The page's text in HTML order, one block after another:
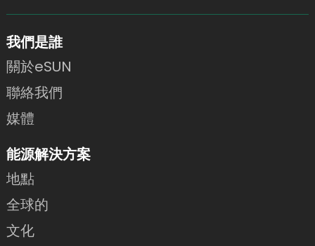
我們是誰
關於eSUN
聯絡我們
媒體
能源解決方案
地點
全球的
文化